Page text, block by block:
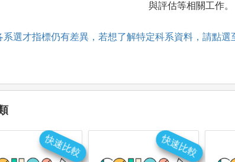
與評估等相關工作。
系選才指標仍有差異，若想了解特定科系資料，請點選
快速比較 快速比較